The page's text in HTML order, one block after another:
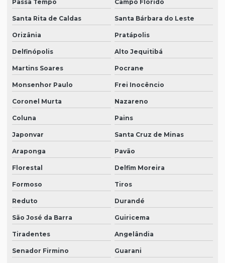
Passa Tempo Campo Florido
Santa Rita de Caldas Santa Bárbara do Leste
Orizânia Pratápolis
Delfinópolis Alto Jequitibá
Martins Soares Pocrane
Monsenhor Paulo Frei Inocêncio
Coronel Murta Nazareno
Coluna Pains
Japonvar Santa Cruz de Minas
Araponga Pavão
Florestal Delfim Moreira
Formoso Tiros
Reduto Durandé
São José da Barra Guiricema
Tiradentes Angelândia
Senador Firmino Guarani